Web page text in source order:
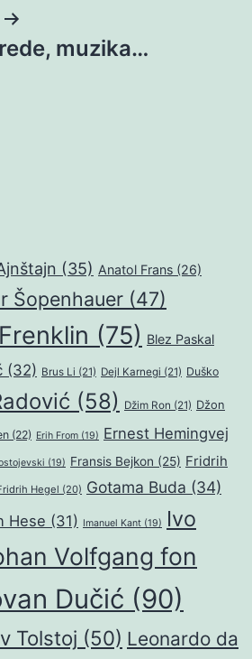
muzika…
(35) Anatol Frans (26)
Šopenhauer (47)
(75) Blez Paskal
(32) Brus Li (21) Dejl Karnegi (21) Duško
(58) Džim Ron (21) Džon
(22) Erih From (19) Ernest Hemingvej
(19) Fransis Bejkon (25) Fridrih
Hegel (20) Gotama Buda (34)
Hese (31) Imanuel Kant (19)
Ivo
Volfgang fon
Dučić (90)
Tolstoj (50) Leonardo da